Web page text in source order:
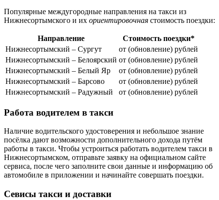
Популярные междугородные направления на такси из
Нижнесортымского и их ориентировочная стоимость поездки:
Направление
Стоимость поездки*
Нижнесортымский – Сургут
от (обновление) рублей
Нижнесортымский – Белоярский от (обновление) рублей
Нижнесортымский – Белый Яр
от (обновление) рублей
Нижнесортымский – Барсово
от (обновление) рублей
Нижнесортымский – Радужный
от (обновление) рублей
Работа водителем в такси
Наличие водительского удостоверения и небольшое знание
посёлка дают возможности дополнительного дохода путём
работы в такси. Чтобы устроиться работать водителем такси в
Нижнесортымском, отправьте заявку на официальном сайте
сервиса, после чего заполните свои данные и информацию об
автомобиле в приложении и начинайте совершать поездки.
Севисы такси и доставки